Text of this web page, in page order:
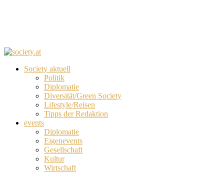
Society aktuell
Politik
Diplomatie
Diversität/Green Society
Lifestyle/Reisen
Tipps der Redaktion
events
Diplomatie
Eigenevents
Gesellschaft
Kultur
Wirtschaft